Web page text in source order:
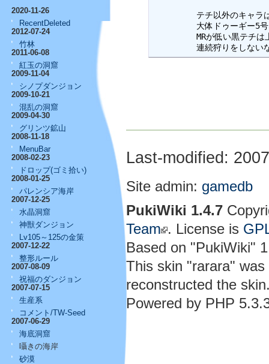
2020-11-26
RecentDeleted
2012-07-24
竹林
2011-06-08
紅玉の洞窟
2009-11-04
シノプダンジョン
2009-10-21
混乱の洞窟
2009-04-30
グリンツ鉱山
2008-11-18
MenuBar
2008-02-23
ドロップ(ゴミ拾い)
2008-01-25
パレンシア海岸
2007-12-25
水晶洞窟
神獣ダンジョン
Lv105～125の金策
2007-12-22
整形ルール
2007-08-09
祝福のダンジョン
2007-07-15
生産系
コメント/TW-Seed
2007-06-29
海底洞窟
囁きの海岸
砂漠
テチ以外のキャラ
大体ドゥーギー5
MRが低い黒テチは
連続狩りをしない
Last-modified:
Site admin: gamedb
PukiWiki 1.4.7
Team . License is
Based on "PukiWiki"
This skin "rarara"
reconstructed the
Powered by PHP